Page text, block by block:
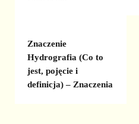
Znaczenie
Hydrografia (Co to
jest, pojęcie i
definicja) – Znaczenia